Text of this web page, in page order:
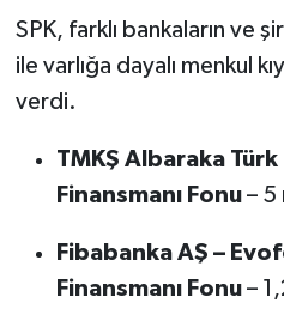
SPK, farklı bankaların ve
ile varlığa dayalı menkul
verdi.
TMKŞ Albaraka Türk
Finansmanı Fonu– 5
Fibabanka AŞ –
Finansmanı Fonu–